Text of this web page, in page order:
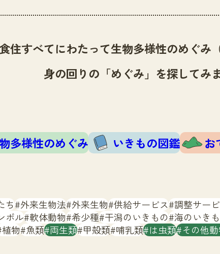
住すべてにわたって生物多様性のめぐみ
身の回りの「めぐみ」を探してみ
多様性のめぐみ いきもの図鑑 お
ち 外来生物法 外来生物 供給サービス 調整サー
ボル 軟体動物 希少種 干潟のいきもの 海のいき
植物 魚類 両生類 甲殻類 哺乳類 は虫類 その他